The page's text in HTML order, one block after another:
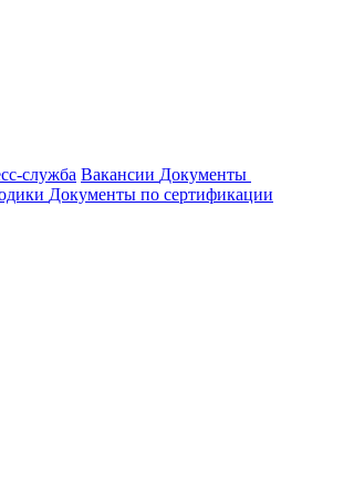
служба Вакансии Документы
Документы по сертификации